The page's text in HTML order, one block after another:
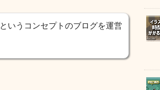
というコンセプトのブログを運営